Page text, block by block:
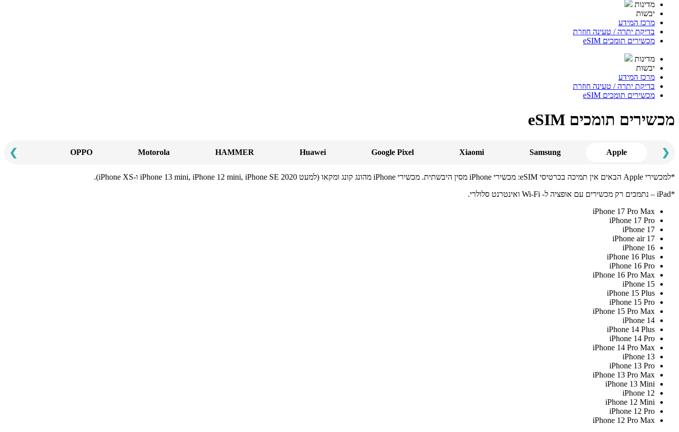
מדינות
יבשות
מרכז המידע
בדיקת יתרה / טעינה חוזרת
מכשירים תומכים eSIM
מדינות
יבשות
מרכז המידע
בדיקת יתרה / טעינה חוזרת
מכשירים תומכים eSIM
מכשירים תומכים eSIM
❯ Apple
Samsung
Xiaomi
Google Pixel
Huawei
HAMMER
Motorola
OPPO
SONY ❮
*למכשירי Apple הבאים אין תמיכה בכרטיסי eSIM: מכשירי iPhone מסין היבשתית. מכשירי iPhone מהונג קונג ומקאו (למעט iPhone 13 mini, iPhone 12 mini, iPhone SE 2020 ו-iPhone XS).
*iPad – נתמכים רק מכשירים עם אופציה ל- Wi-Fi ואינטרנט סלולרי.
iPhone 17 Pro Max
iPhone 17 Pro
iPhone 17
iPhone air 17
iPhone 16
iPhone 16 Plus
iPhone 16 Pro
iPhone 16 Pro Max
iPhone 15
iPhone 15 Plus
iPhone 15 Pro
iPhone 15 Pro Max
iPhone 14
iPhone 14 Plus
iPhone 14 Pro
iPhone 14 Pro Max
iPhone 13
iPhone 13 Pro
iPhone 13 Pro Max
iPhone 13 Mini
iPhone 12
iPhone 12 Mini
iPhone 12 Pro
iPhone 12 Pro Max